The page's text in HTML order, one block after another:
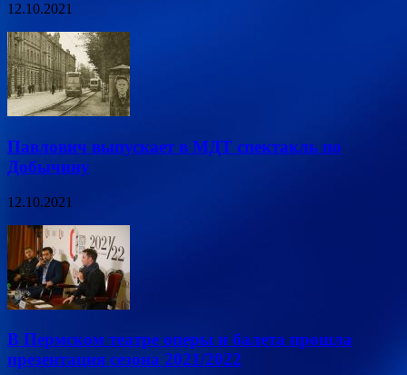
12.10.2021
Павлович выпускает в МДТ спектакль по
Добычину
12.10.2021
В Пермском театре оперы и балета прошла
презентация сезона 2021/2022